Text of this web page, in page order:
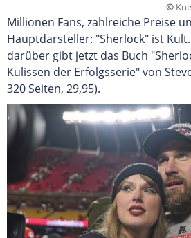
©
Millionen Fans, zahlreiche Preise
Hauptdarsteller: "Sherlock" ist
darüber gibt jetzt das Buch
Kulissen der Erfolgsserie" von
320 Seiten, 29,95).